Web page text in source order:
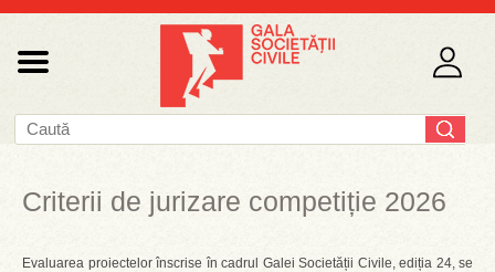
Criterii de jurizare competiție 2026
Evaluarea proiectelor înscrise în cadrul Galei Societății Civile, ediția 24, se